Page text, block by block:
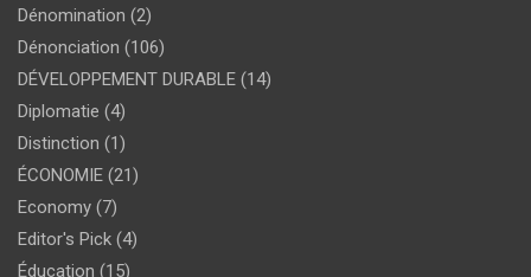
Dénomination (2)
Dénonciation (106)
DÉVELOPPEMENT DURABLE (14)
Diplomatie (4)
Distinction (1)
ÉCONOMIE (21)
Economy (7)
Editor's Pick (4)
Éducation (15)